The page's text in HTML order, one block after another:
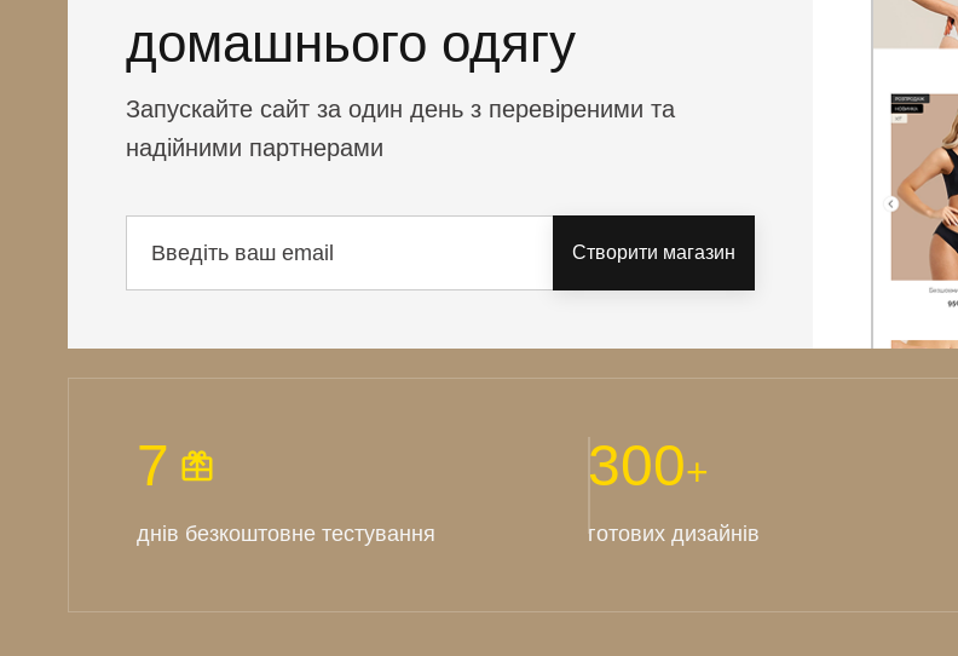
домашнього одягу
Запускайте сайт за один день з перевіреними та
надійними партнерами
Створити магазин
7
днів безкоштовне тестування
300+
готових дизайнів